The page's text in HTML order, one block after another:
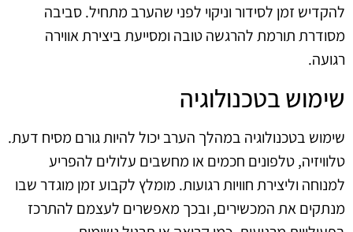
להקדיש זמן לסידור וניקוי לפני שהערב מתחיל. סביבה
מסודרת תורמת להרגשה טובה ומסייעת ביצירת אווירה
רגועה.
שימוש בטכנולוגיה
שימוש בטכנולוגיה במהלך הערב יכול להיות גורם מסיח דעת.
טלוויזיה, טלפונים חכמים או מחשבים עלולים להפריע
למנוחה וליצירת חוויות רגועות. מומלץ לקבוע זמן מוגדר שבו
מנתקים את המכשירים, ובכך מאפשרים לעצמם להתרכז